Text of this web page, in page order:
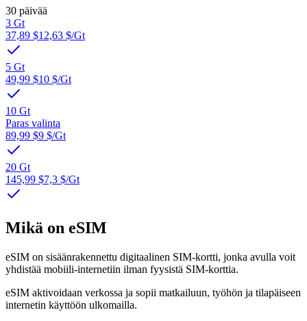
30 päivää
3 Gt
37,89 $12,63 $/Gt
5 Gt
49,99 $10 $/Gt
10 Gt
Paras valinta
89,99 $9 $/Gt
20 Gt
145,99 $7,3 $/Gt
Mikä on eSIM
eSIM on sisäänrakennettu digitaalinen SIM-kortti, jonka avulla voit
yhdistää mobiili-internetiin ilman fyysistä SIM-korttia.
eSIM aktivoidaan verkossa ja sopii matkailuun, työhön ja tilapäiseen
internetin käyttöön ulkomailla.